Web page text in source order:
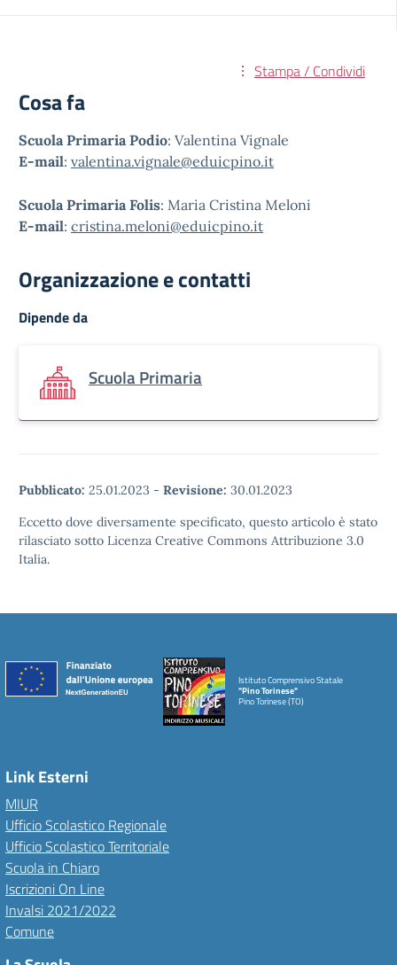
Stampa / Condividi
Cosa fa
Scuola Primaria Podio: Valentina Vignale
E-mail: valentina.vignale@eduicpino.it
Scuola Primaria Folis: Maria Cristina Meloni
E-mail: cristina.meloni@eduicpino.it
Organizzazione e contatti
Dipende da
Scuola Primaria
Pubblicato: 25.01.2023 - Revisione: 30.01.2023
Eccetto dove diversamente specificato, questo articolo è stato
rilasciato sotto Licenza Creative Commons Attribuzione 3.0
Italia.
Istituto Comprensivo Statale
"Pino Torinese"
Pino Torinese (TO)
Link Esterni
MIUR
Ufficio Scolastico Regionale
Ufficio Scolastico Territoriale
Scuola in Chiaro
Iscrizioni On Line
Invalsi 2021/2022
Comune